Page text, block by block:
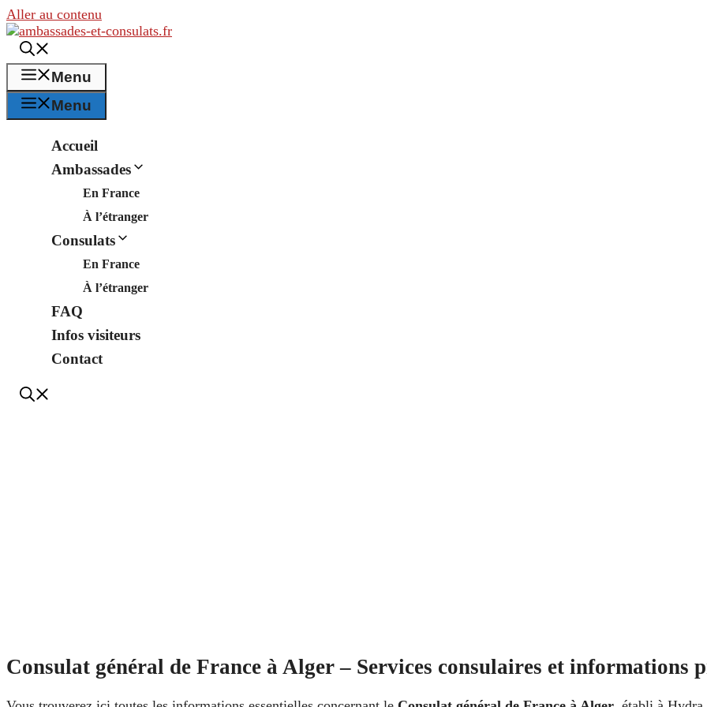
Aller au contenu
Menu
Menu
Accueil
Ambassades
En France
À l’étranger
Consulats
En France
À l’étranger
FAQ
Infos visiteurs
Contact
Consulat général de France à Alger – Services consulaires et informations